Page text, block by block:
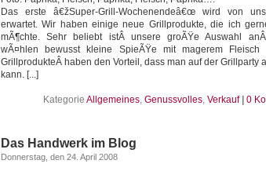
Das erste â€žSuper-Grill-Wochenendeâ€œ wird von
erwartet. Wir haben einige neue Grillprodukte, die ich
mÃ¶chte. Sehr beliebt istÂ unsere groÃŸe Auswahl
wÃ¤hlen bewusst kleine SpieÃŸe mit magerem
GrillprodukteÂ haben den Vorteil, dass man auf der Grillparty
kann. [...]
Kategorie Allgemeines, Genussvolles, Verkauf 0
Das Handwerk im Blog
Donnerstag, den 24. April 2008